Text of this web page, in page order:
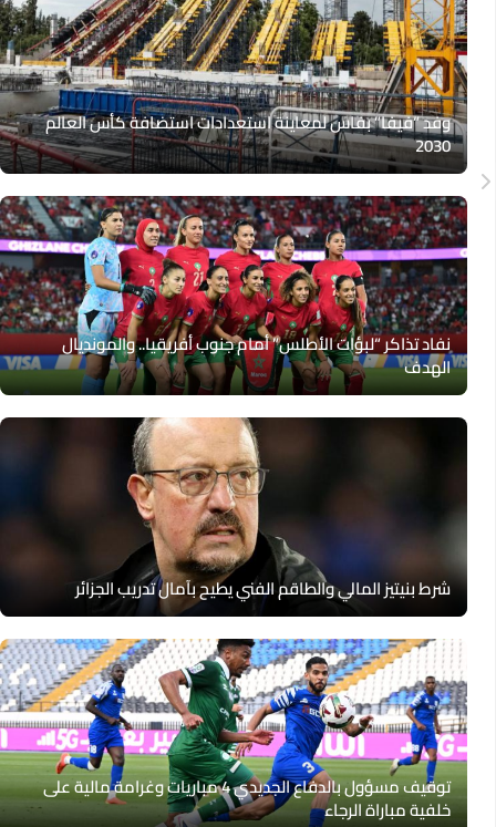
وفد “فيفا” بفاس لمعاينة استعدادات استضافة كأس العالم
2030
نفاد تذاكر “لبؤات الأطلس” أمام جنوب أفريقيا.. والمونديال
الهدف
شرط بنيتيز المالي والطاقم الفني يطيح بآمال تدريب الجزائر
توقيف مسؤول بالدفاع الجديدي 4 مباريات وغرامة مالية على
خلفية مباراة الرجاء